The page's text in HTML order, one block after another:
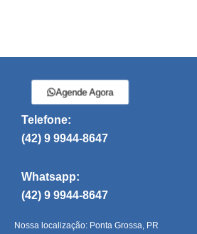
Agende Agora
Telefone:
(42) 9 9944-8647
Whatsapp:
(42) 9 9944-8647
Nossa localização: Ponta Grossa, PR